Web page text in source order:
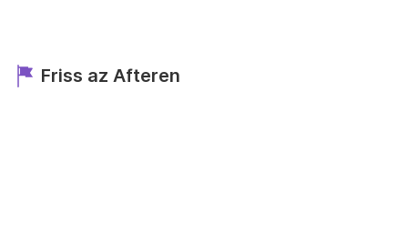
Friss az Afteren